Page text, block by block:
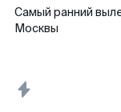
Самый ранний
Москвы